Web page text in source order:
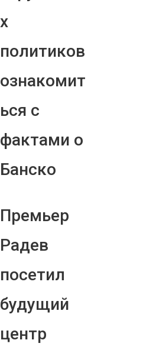
х
политиков
ознакомит
ься с
фактами о
Банско
Премьер
Радев
посетил
будущий
центр